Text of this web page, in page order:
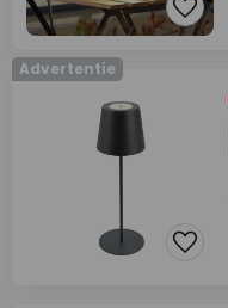
Advertentie